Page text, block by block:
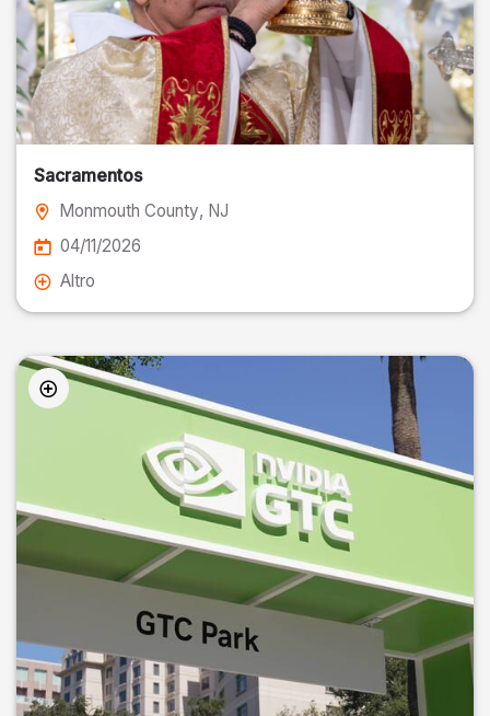
Sacramentos
Monmouth County, NJ
04/11/2026
Altro